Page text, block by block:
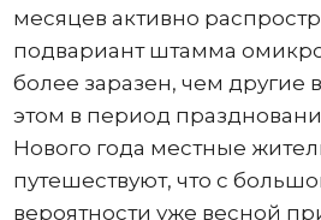
месяцев активно
подвариант штамма
более заразен, чем другие
этом в период
Нового года местные
путешествуют, что с
вероятности уже весной